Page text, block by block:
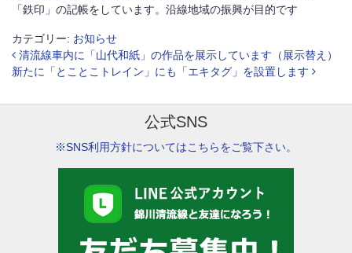
「鉄印」の記帳をしています。沿線地域の振興が目的です
カテゴリー: お知らせ
投稿ナビゲーション
清流線車内に「山代和紙」の作品を展示しています（展示替え）
新たに「とことこトレイン」にも「エキタグ」を設置します
公式SNS
※SNS利用方針についてはこちらをご覧下さい。